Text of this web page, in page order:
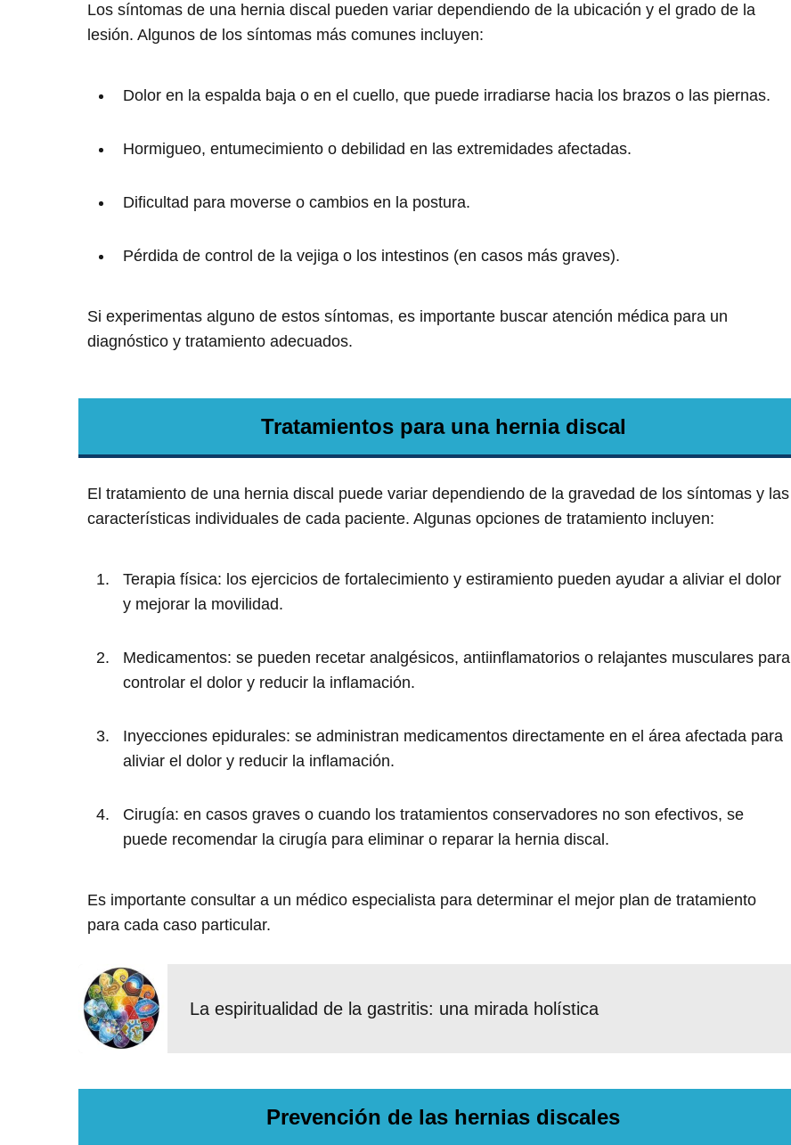
Los síntomas de una hernia discal pueden variar dependiendo de la ubicación y el grado de la
lesión. Algunos de los síntomas más comunes incluyen:
Dolor en la espalda baja o en el cuello, que puede irradiarse hacia los brazos o las piernas.
Hormigueo, entumecimiento o debilidad en las extremidades afectadas.
Dificultad para moverse o cambios en la postura.
Pérdida de control de la vejiga o los intestinos (en casos más graves).
Si experimentas alguno de estos síntomas, es importante buscar atención médica para un
diagnóstico y tratamiento adecuados.
Tratamientos para una hernia discal
El tratamiento de una hernia discal puede variar dependiendo de la gravedad de los síntomas y las
características individuales de cada paciente. Algunas opciones de tratamiento incluyen:
Terapia física: los ejercicios de fortalecimiento y estiramiento pueden ayudar a aliviar el dolor
y mejorar la movilidad.
Medicamentos: se pueden recetar analgésicos, antiinflamatorios o relajantes musculares para
controlar el dolor y reducir la inflamación.
Inyecciones epidurales: se administran medicamentos directamente en el área afectada para
aliviar el dolor y reducir la inflamación.
Cirugía: en casos graves o cuando los tratamientos conservadores no son efectivos, se
puede recomendar la cirugía para eliminar o reparar la hernia discal.
Es importante consultar a un médico especialista para determinar el mejor plan de tratamiento
para cada caso particular.
La espiritualidad de la gastritis: una mirada holística
Prevención de las hernias discales